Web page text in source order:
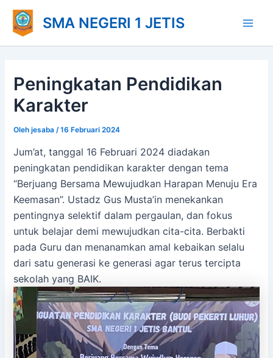
Lewati
konten
SMA NEGERI 1 JETIS
Peningkatan Pendidikan
Karakter
Olehjesaba/16 Februari 2024
Jum’at, tanggal 16 Februari 2024 diadakan
peningkatan pendidikan karakter dengan tema
“Berjuang Bersama Mewujudkan Harapan Menuju Era
Keemasan”. Ustadz Gus Musta’in menekankan
pentingnya selektif dalam pergaulan, dan fokus
untuk belajar demi mewujudkan cita-cita. Berbakti
pada Guru dan menanamkan amal kebaikan selalu
dari satu generasi ke generasi agar terus tercipta
sekolah yang BAIK.